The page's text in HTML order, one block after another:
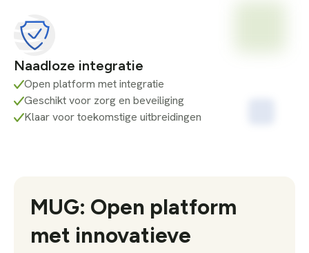
Naadloze integratie
Open platform met integratie
Geschikt voor zorg en beveiliging
Klaar voor toekomstige uitbreidingen
MUG: Open platform
met innovatieve